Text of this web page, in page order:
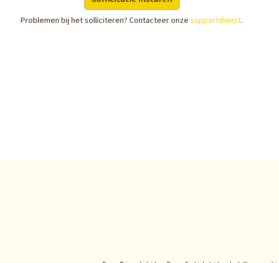
Problemen bij het solliciteren? Contacteer onze supportdienst.